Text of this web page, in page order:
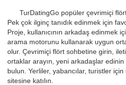
TurDatingGo popüler çevrimiçi
Pek çok ilginç tanıdık edinmek için
Proje, kullanıcının arkadaş edinmek
arama motorunu kullanarak uygun
olur. Çevrimiçi flört sohbetine girin,
ortaklar arayın, yeni arkadaşlar
bulun. Yerliler, yabancılar, turistler için
sitesine katılın.